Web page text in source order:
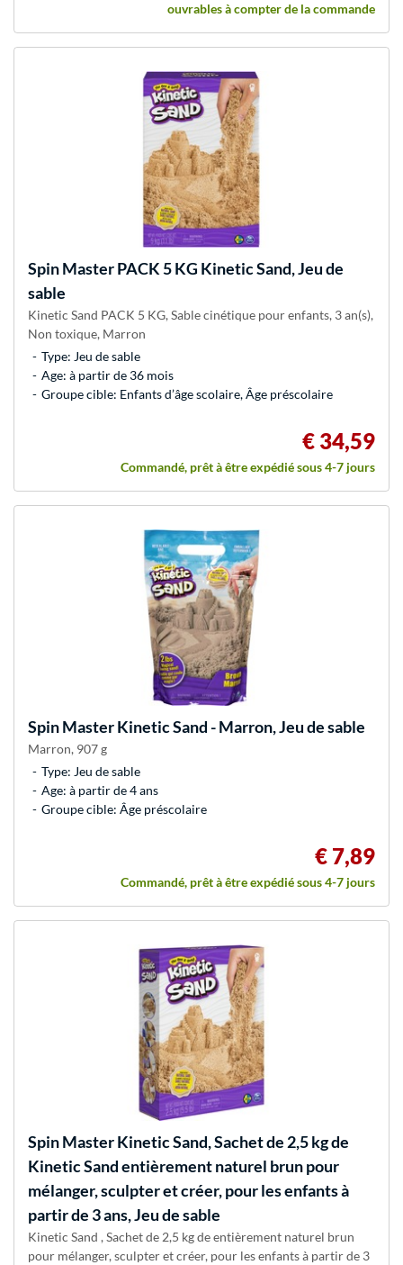
ouvrables à compter de la commande
Spin MasterPACK 5 KG Kinetic Sand, Jeu de
sable
Kinetic Sand PACK 5 KG, Sable cinétique pour enfants, 3 an(s),
Non toxique, Marron
Type: Jeu de sable
Age: à partir de 36 mois
Groupe cible: Enfants d’âge scolaire, Âge préscolaire
€ 34,59
Commandé, prêt à être expédié sous 4-7 jours
Spin MasterKinetic Sand - Marron, Jeu de sable
Marron, 907 g
Type: Jeu de sable
Age: à partir de 4 ans
Groupe cible: Âge préscolaire
€ 7,89
Commandé, prêt à être expédié sous 4-7 jours
Spin MasterKinetic Sand, Sachet de 2,5 kg de
Kinetic Sand entièrement naturel brun pour
mélanger, sculpter et créer, pour les enfants à
partir de 3 ans, Jeu de sable
Kinetic Sand , Sachet de 2,5 kg de entièrement naturel brun
pour mélanger, sculpter et créer, pour les enfants à partir de 3